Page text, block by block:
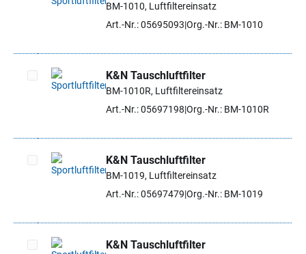
Artikel auswählen
BM-1010, Luftfiltereinsatz
Art.-Nr.: 05695093 Org.-Nr.: BM-1010
Artikel auswählen
K&N Tauschluftfilter
BM-1010R, Luftfiltereinsatz
Art.-Nr.: 05697198 Org.-Nr.: BM-1010R
Artikel auswählen
K&N Tauschluftfilter
BM-1019, Luftfiltereinsatz
Art.-Nr.: 05697479 Org.-Nr.: BM-1019
K&N Tauschluftfilter